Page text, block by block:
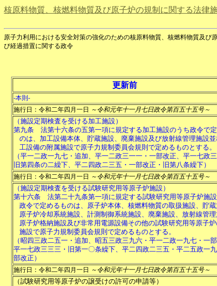
核原料物質、核燃料物質及び原子炉の規制に関する法律
原子力利用における安全対策の強化のための核原料物質、核燃料物質及
び経過措置に関する政令
更新前
-本則-
施行日：令和二年四月一日 ～令和元年十一月七日政令第百五十五号～
（施設定期検査を受ける加工施設）
第九条
法第十六条の五第一項に規定する加工施設のうち政令で
のは、加工設備本体、貯蔵施設、廃棄施設及び放射線管理施設
工設備の附属施設で原子力規制委員会規則で定めるものとする。
（平一二政一九七・追加、平一二政三一一・一部改正、平一七政
旧第四条の二繰下、平二四政二三五・一部改正・旧第八条繰下）
施行日：令和二年四月一日 ～令和元年十一月七日政令第百五十五号～
（施設定期検査を受ける試験研究用等原子炉施設）
第十六条
法第二十九条第一項に規定する試験研究用等原子炉施
政令で定めるものは、原子炉本体、核燃料物質の取扱施設、貯
原子炉冷却系統施設、計測制御系統施設、廃棄施設、放射線管
原子炉格納施設及び非常用電源設備その他の試験研究用等原子
施設で原子力規制委員会規則で定めるものとする。
（昭四三政二五一・追加、昭五三政三九六・平一二政一九七・一
平一七政三三三・旧第一〇条繰下、平二四政二三五・平二五政一
部改正）
施行日：令和二年四月一日 ～令和元年十一月七日政令第百五十五号～
（試験研究用等原子炉の譲受けの許可の申請等）